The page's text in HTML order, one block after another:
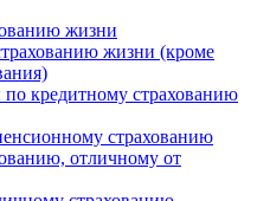
жизни
жизни (кроме
кредитному страхованию
страхованию
отличному от